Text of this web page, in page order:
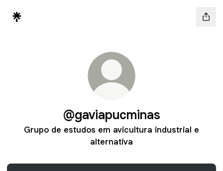
@gaviapucminas
Grupo de estudos em avicultura industrial e
alternativa